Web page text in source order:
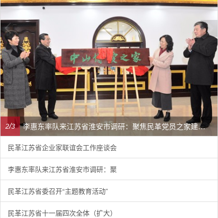
李惠东率队来江苏省淮安市调研：聚焦民革党员之家建设管理、学龄前儿童爱国主义教育
2/3
民革江苏省企业家联谊会工作座谈会
李惠东率队来江苏省淮安市调研：聚
民革江苏省委召开“主题教育活动”
民革江苏省十一届四次全体（扩大）